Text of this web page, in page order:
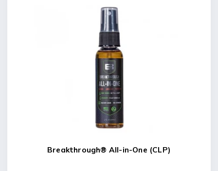
Breakthrough® All-in-One (CLP)